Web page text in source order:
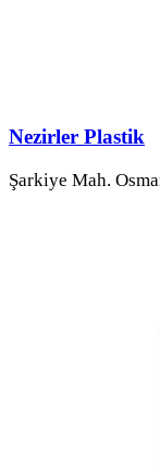
Nezirler Plastik
Şarkiye Mah.